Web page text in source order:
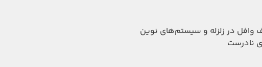
وافل در زلزله و سیستم‌های نوین
نادرست